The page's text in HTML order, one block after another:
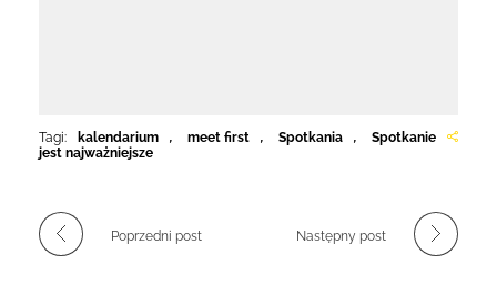
Tagi: kalendarium , meet first , Spotkania ,
Spotkanie
jest najważniejsze
Poprzedni post Następny post